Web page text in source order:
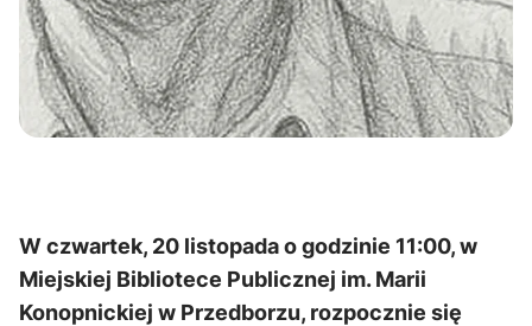
W czwartek, 20 listopada o godzinie 11:00, w
Miejskiej Bibliotece Publicznej im. Marii
Konopnickiej w Przedborzu, rozpocznie się